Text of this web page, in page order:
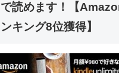
で読めます！【
ンキング8位獲得】